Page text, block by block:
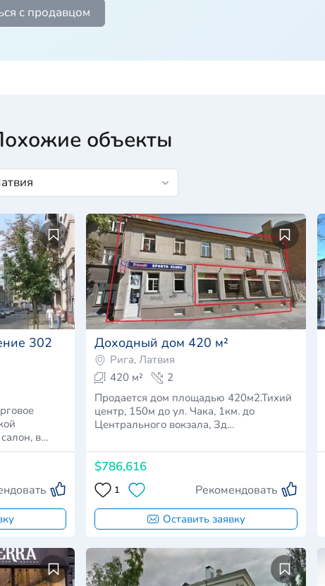
с продавцом
объекты
302
в…
Доходный дом 420 м²
Рига, Латвия
420 м²
2
Продается дом площадью 420м2.Тихий
центр, 150м до ул. Чака, 1км. до
Центрального вокзала, Зд…
$786,616
1 Рекомендовать
Оставить заявку